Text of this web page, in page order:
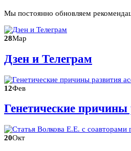
Мы постоянно обновляем
28Мар
Дзен и Телеграм
12Фев
Генетические причины
20Окт